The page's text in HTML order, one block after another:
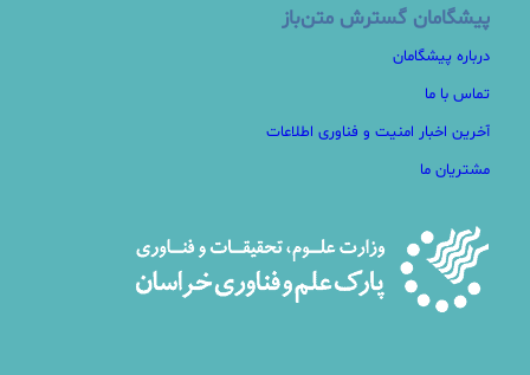
پیشگامان گسترش متن‌باز
درباره پیشگامان
تماس با ما
آخرین اخبار امنیت و فناوری اطلاعات
مشتریان ما